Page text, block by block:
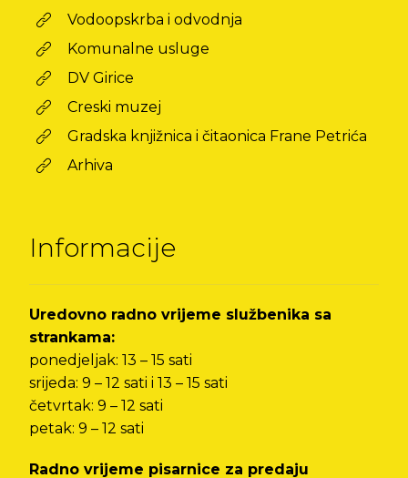
Vodoopskrba i odvodnja
Komunalne usluge
DV Girice
Creski muzej
Gradska knjižnica i čitaonica Frane Petrića
Arhiva
Informacije
Uredovno radno vrijeme službenika sa
strankama:
ponedjeljak: 13 – 15 sati
srijeda: 9 – 12 sati i 13 – 15 sati
četvrtak: 9 – 12 sati
petak: 9 – 12 sati
Radno vrijeme pisarnice za predaju